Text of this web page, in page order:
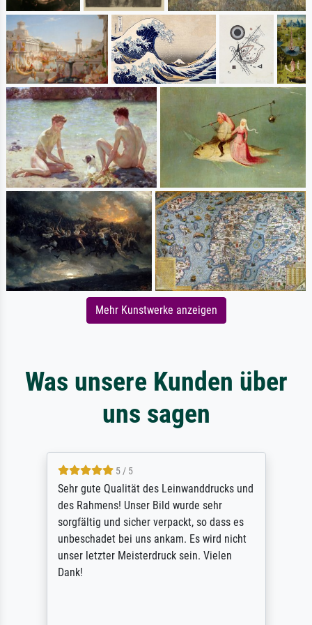
Mehr Kunstwerke anzeigen
Was unsere Kunden über
uns sagen
5 / 5
Sehr gute Qualität des Leinwanddrucks und
des Rahmens! Unser Bild wurde sehr
sorgfältig und sicher verpackt, so dass es
unbeschadet bei uns ankam. Es wird nicht
unser letzter Meisterdruck sein. Vielen
Dank!